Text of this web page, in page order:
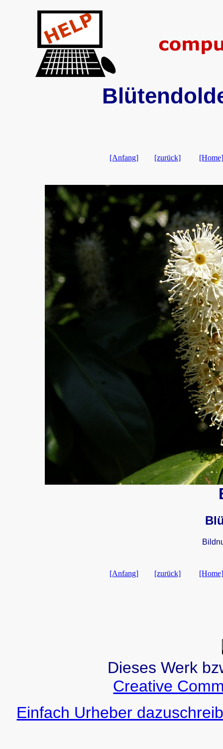
[Anfang] [zurück] [Home]
[Anfang] [zurück] [Home]
Dieses Werk
Creative
Einfach Urheber